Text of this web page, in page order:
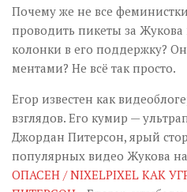
Почему же не все
проводить пикеты за
колонки в его поддержку?
ментами? Не всё так просто.
Егор известен как
взглядов. Его кумир —
Джордан Питерсон, ярый
популярных видео Жукова
ОПАСЕН / NIXELPIXEL КАК